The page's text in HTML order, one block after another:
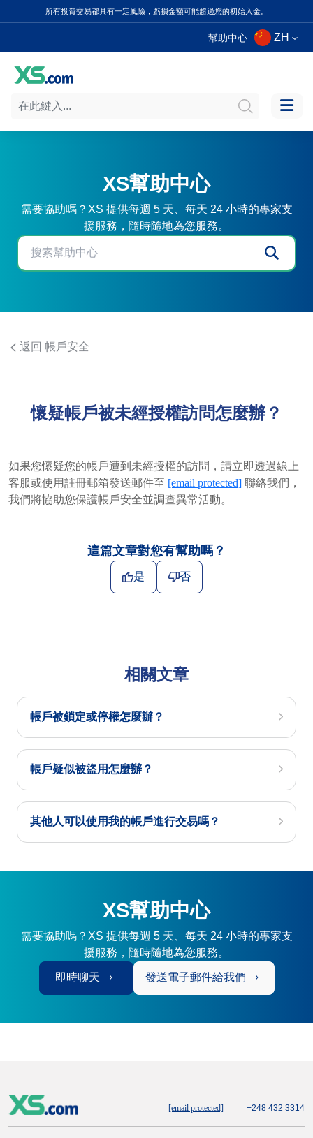
所有投資交易都具有一定風險，虧損金額可能超過您的初始入金。
幫助中心 ZH
XS幫助中心
需要協助嗎？XS 提供每週 5 天、每天 24 小時的專家支
援服務，隨時隨地為您服務。
返回 帳戶安全
懷疑帳戶被未經授權訪問怎麼辦？
如果您懷疑您的帳戶遭到未經授權的訪問，請立即透過線上
客服或使用註冊郵箱發送郵件至 [email protected] 聯絡我們，
我們將協助您保護帳戶安全並調查異常活動。
這篇文章對您有幫助嗎？
是 否
相關文章
帳戶被鎖定或停權怎麼辦？
帳戶疑似被盜用怎麼辦？
其他人可以使用我的帳戶進行交易嗎？
XS幫助中心
需要協助嗎？XS 提供每週 5 天、每天 24 小時的專家支
援服務，隨時隨地為您服務。
即時聊天 發送電子郵件給我們
[email protected] +248 432 3314